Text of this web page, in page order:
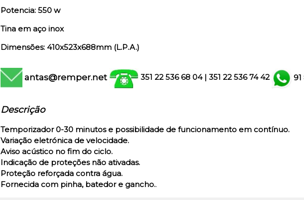
Potencia: 550 w
Tina em aço inox
Dimensões: 410x523x688mm (L.P.A.)
antas@remper.net 351 22 536 68 04 | 351 22 536 74 42
Descrição
Temporizador 0-30 minutos e possibilidade de funcionamento em contínuo.
Variação eletrónica de velocidade.
Aviso acústico no fim do ciclo.
Indicação de proteções não ativadas.
Proteção reforçada contra água.
Fornecida com pinha, batedor e gancho..